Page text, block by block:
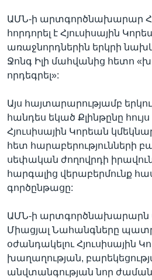
ԱՄՆ-ի արտգործնախարար
հորդորել է Հյուսիսային
առաջնորդներին երկրի
Ջոնգ Իլի մահվանից հետո
որդեգրել»:
Այս հայտարարությամբ
հանդես եկած Քլինթընը հույս
Հյուսիսային Կորեան
հետ հարաբերությունների
սեփական ժողովրդի
հարգալից վերաբերմունք
գործընթացը:
ԱՄՆ-ի արտգործնախարարն
Միացյալ Նահանգները
օժանդակելու Հյուսիսային
խաղաղության,
անվտանգության նոր